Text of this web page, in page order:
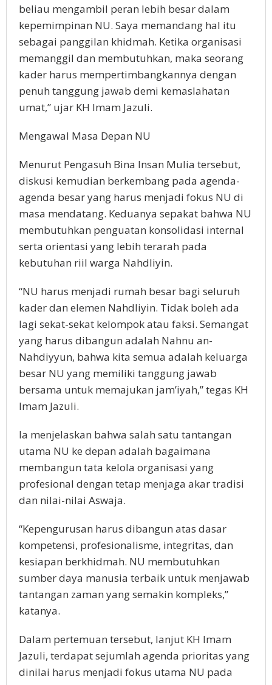
beliau mengambil peran lebih besar dalam
kepemimpinan NU. Saya memandang hal itu
sebagai panggilan khidmah. Ketika organisasi
memanggil dan membutuhkan, maka seorang
kader harus mempertimbangkannya dengan
penuh tanggung jawab demi kemaslahatan
umat,” ujar KH Imam Jazuli.
Mengawal Masa Depan NU
Menurut Pengasuh Bina Insan Mulia tersebut,
diskusi kemudian berkembang pada agenda-
agenda besar yang harus menjadi fokus NU di
masa mendatang. Keduanya sepakat bahwa NU
membutuhkan penguatan konsolidasi internal
serta orientasi yang lebih terarah pada
kebutuhan riil warga Nahdliyin.
“NU harus menjadi rumah besar bagi seluruh
kader dan elemen Nahdliyin. Tidak boleh ada
lagi sekat-sekat kelompok atau faksi. Semangat
yang harus dibangun adalah Nahnu an-
Nahdiyyun, bahwa kita semua adalah keluarga
besar NU yang memiliki tanggung jawab
bersama untuk memajukan jam’iyah,” tegas KH
Imam Jazuli.
Ia menjelaskan bahwa salah satu tantangan
utama NU ke depan adalah bagaimana
membangun tata kelola organisasi yang
profesional dengan tetap menjaga akar tradisi
dan nilai-nilai Aswaja.
“Kepengurusan harus dibangun atas dasar
kompetensi, profesionalisme, integritas, dan
kesiapan berkhidmah. NU membutuhkan
sumber daya manusia terbaik untuk menjawab
tantangan zaman yang semakin kompleks,”
katanya.
Dalam pertemuan tersebut, lanjut KH Imam
Jazuli, terdapat sejumlah agenda prioritas yang
dinilai harus menjadi fokus utama NU pada